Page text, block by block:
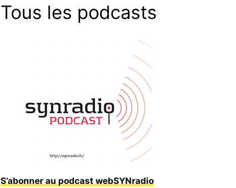
Tous les podcasts
S’abonner au podcast webSYNradio